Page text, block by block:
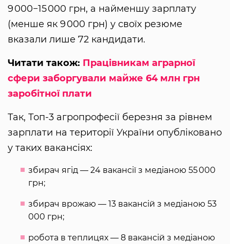
9 000−15 000 грн, а найменшу зарплату
(менше як 9 000 грн) у своїх резюме
вказали лише 72 кандидати.
Читати також: Працівникам аграрної
сфери заборгували майже 64 млн грн
заробітної плати
Так, Топ-3 агропрофесії березня за рівнем
зарплати на території України опубліковано
у таких вакансіях:
збирач ягід — 24 вакансії з медіаною 55 000
грн;
збирач врожаю — 13 вакансій з медіаною 53
000 грн;
робота в теплицях — 8 вакансій з медіаною